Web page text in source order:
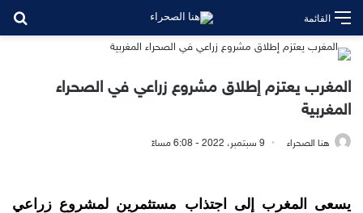
القائمة
المغرب يعتزم إطلاق مشروع زراعي في الصحراء
المغربية
هنا الصحراء 9 سبتمبر، 2022 - 6:08 مساءً
يسعى المغرب إلى اجتذاب مستثمرين لمشروع زراعي